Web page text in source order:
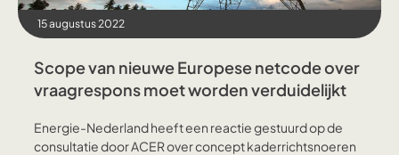
15 augustus 2022
Scope van nieuwe Europese netcode over
vraagrespons moet worden verduidelijkt
Energie-Nederland heeft een reactie gestuurd op de
consultatie door ACER over concept kaderrichtsnoeren